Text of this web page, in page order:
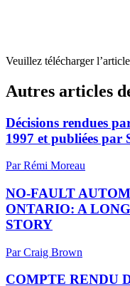
Veuillez télécharger
Autres articles
Décisions rendues
1997 et publiées par
Par Rémi Moreau
NO-FAULT
ONTARIO: A
STORY
Par Craig Brown
COMPTE RENDU